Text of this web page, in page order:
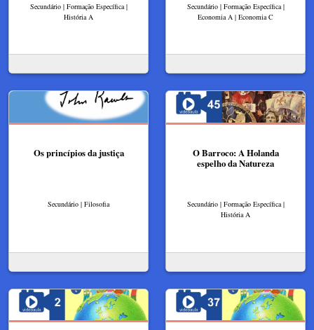
Secundário | Formação Específica |
História A
Secundário | Formação Específica |
Economia A | Economia C
Os princípios da justiça
Secundário | Filosofia
O Barroco: A Holanda
espelho da Natureza
Secundário | Formação Específica |
História A